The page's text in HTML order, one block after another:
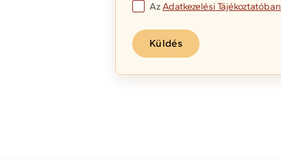
AzAdatkezelési Tájékoztatóban
Küldés